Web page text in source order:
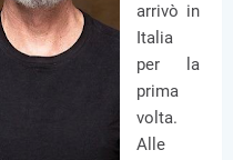
arrivò in
Italia
per la
prima
volta.
Alle